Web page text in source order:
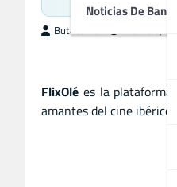
Noticias De
ButacaMax
FlixOlé es la plataforma
amantes del cine